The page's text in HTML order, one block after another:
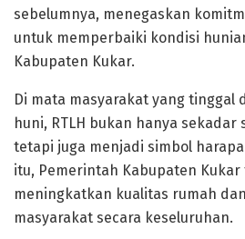
sebelumnya, menegaskan
untuk memperbaiki kondisi
Kabupaten Kukar.
Di mata masyarakat yang tinggal
huni, RTLH bukan hanya sekadar
tetapi juga menjadi simbol
itu, Pemerintah Kabupaten
meningkatkan kualitas rumah
masyarakat secara keseluruhan.